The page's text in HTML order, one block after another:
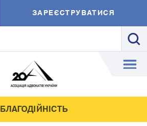
ЗАРЕЄСТРУВАТИСЯ
БЛАГОДІЙНІСТЬ